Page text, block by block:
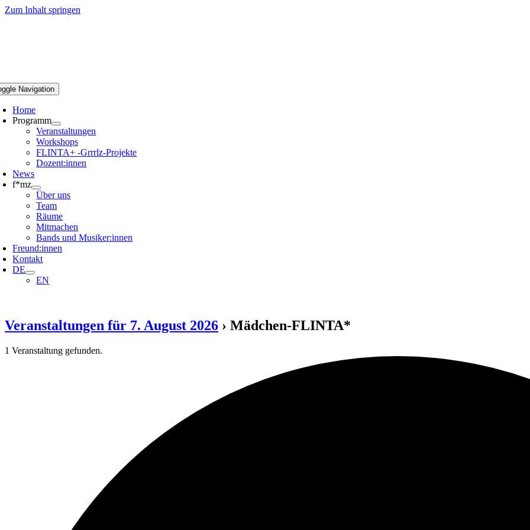
Zum Inhalt springen
Navigation
Home
Programm
Veranstaltungen
Workshops
FLINTA+ -Grrrlz-Projekte
Dozent:innen
News
f*mz
Über uns
Team
Räume
Mitmachen
Bands und Musiker:innen
Freund:innen
Kontakt
DE
EN
Veranstaltungen für 7. August 2026 › Mädchen-FLINTA*
1 Veranstaltung gefunden.